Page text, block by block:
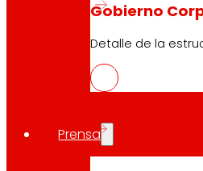
Gobierno
Detalle de la
Prensa